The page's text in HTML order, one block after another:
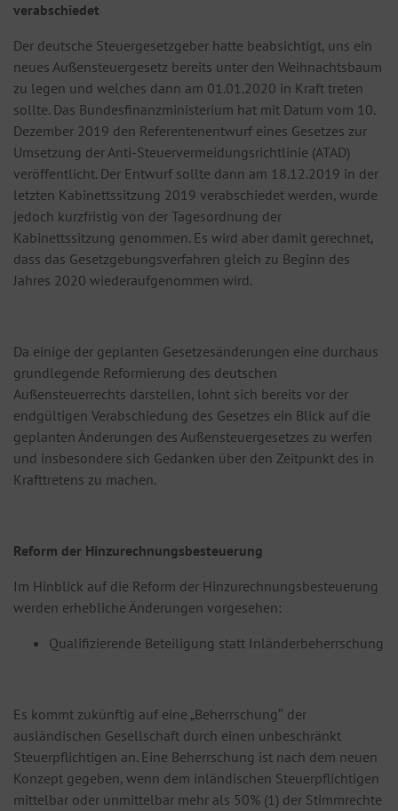
verabschiedet
Der deutsche Steuergesetzgeber hatte beabsichtigt, uns ein
neues Außensteuergesetz bereits unter den Weihnachtsbaum
zu legen und welches dann am 01.01.2020 in Kraft treten
sollte. Das Bundesfinanzministerium hat mit Datum vom 10.
Dezember 2019 den Referentenentwurf eines Gesetzes zur
Umsetzung der Anti-Steuervermeidungsrichtlinie (ATAD)
veröffentlicht. Der Entwurf sollte dann am 18.12.2019 in der
letzten Kabinettssitzung 2019 verabschiedet werden, wurde
jedoch kurzfristig von der Tagesordnung der
Kabinettssitzung genommen. Es wird aber damit gerechnet,
dass das Gesetzgebungsverfahren gleich zu Beginn des
Jahres 2020 wiederaufgenommen wird.
Da einige der geplanten Gesetzesänderungen eine durchaus
grundlegende Reformierung des deutschen
Außensteuerrechts darstellen, lohnt sich bereits vor der
endgültigen Verabschiedung des Gesetzes ein Blick auf die
geplanten Änderungen des Außensteuergesetzes zu werfen
und insbesondere sich Gedanken über den Zeitpunkt des in
Krafttretens zu machen.
Reform der Hinzurechnungsbesteuerung
Im Hinblick auf die Reform der Hinzurechnungsbesteuerung
werden erhebliche Änderungen vorgesehen:
Qualifizierende Beteiligung statt Inländerbeherrschung
Es kommt zukünftig auf eine „Beherrschung″ der
ausländischen Gesellschaft durch einen unbeschränkt
Steuerpflichtigen an. Eine Beherrschung ist nach dem neuen
Konzept gegeben, wenn dem inländischen Steuerpflichtigen
mittelbar oder unmittelbar mehr als 50% (1) der Stimmrechte